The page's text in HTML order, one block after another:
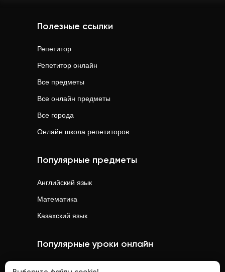
Полезные ссылки
Репетитор
Репетитор онлайн
Все предметы
Все онлайн предметы
Все города
Онлайн школа репетиторов
Популярные предметы
Английский язык
Математика
Казахский язык
Популярные уроки онлайн